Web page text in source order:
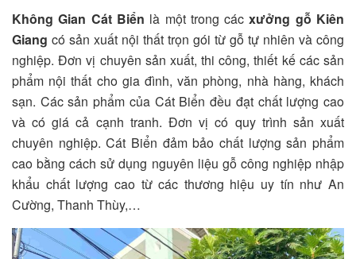
Không Gian Cát Biển là một trong cácxưởng gỗ Kiên
Giang có sản xuất nội thất trọn gói từ gỗ tự nhiên và công
nghiệp. Đơn vị chuyên sản xuất, thi công, thiết kế các sản
phẩm nội thất cho gia đình, văn phòng, nhà hàng, khách
sạn. Các sản phẩm của Cát Biển đều đạt chất lượng cao
và có giá cả cạnh tranh. Đơn vị có quy trình sản xuất
chuyên nghiệp. Cát Biển đảm bảo chất lượng sản phẩm
cao bằng cách sử dụng nguyên liệu gỗ công nghiệp nhập
khẩu chất lượng cao từ các thương hiệu uy tín như An
Cường, Thanh Thùy,…